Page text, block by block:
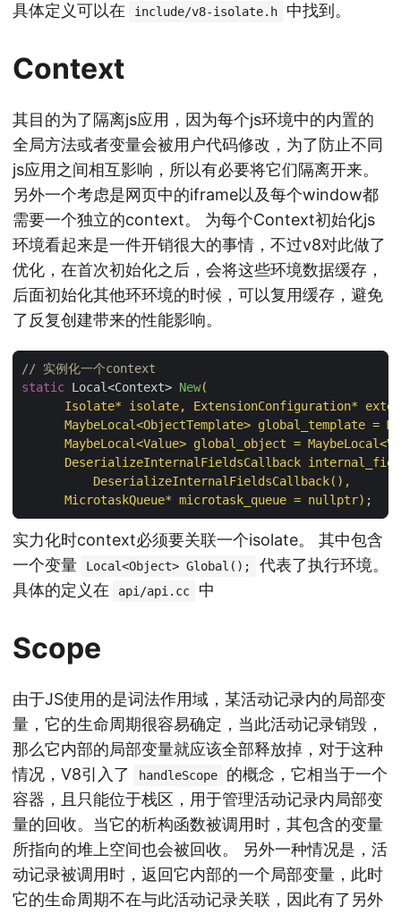
具体定义可以在
include/v8-isolate.h 中找到。
Context
其目的为了隔离js应用，因为每个js环境中的内置的
全局方法或者变量会被用户代码修改，为了防止不同
js应用之间相互影响，所以有必要将它们隔离开来。
另外一个考虑是网页中的iframe以及每个window都
需要一个独立的context。 为每个Context初始化js
环境看起来是一件开销很大的事情，不过v8对此做了
优化，在首次初始化之后，会将这些环境数据缓存，
后面初始化其他环环境的时候，可以复用缓存，避免
了反复创建带来的性能影响。
// 实例化一个context
static Local<Context> New(
Isolate* isolate, ExtensionConfiguration*
MaybeLocal<ObjectTemplate> global_template =
MaybeLocal<Value> global_object = MaybeLocal<
DeserializeInternalFieldsCallback
DeserializeInternalFieldsCallback(),
MicrotaskQueue* microtask_queue = nullptr) ;
实力化时context必须要关联一个isolate。 其中包含
一个变量
Local<Object> Global();
代表了执行环境。
具体的定义在
api/api.cc 中
Scope
由于JS使用的是词法作用域，某活动记录内的局部变
量，它的生命周期很容易确定，当此活动记录销毁，
那么它内部的局部变量就应该全部释放掉，对于这种
情况，V8引入了
handleScope
的概念，它相当于一个
容器，且只能位于栈区，用于管理活动记录内局部变
量的回收。当它的析构函数被调用时，其包含的变量
所指向的堆上空间也会被回收。 另外一种情况是，活
动记录被调用时，返回它内部的一个局部变量，此时
它的生命周期不在与此活动记录关联，因此有了另外